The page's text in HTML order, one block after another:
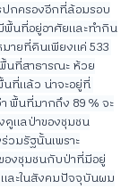
ปกครองอีกที่ล้อมรอบ
พื้นที่อยู่อาศัยและทำกิน
ายที่ดินเพียงแค่ 533
นที่สาธารณะ ห้วย
ที่แล้ว น่าจะอยู่ที่
า พื้นที่มากถึง 89 % จะ
ดูแลป่าของชุมชน
วมรัฐนั้นเพราะ
องชุมชนกับป่าที่มีอยู่
ละในสังคมปัจจุบันผม